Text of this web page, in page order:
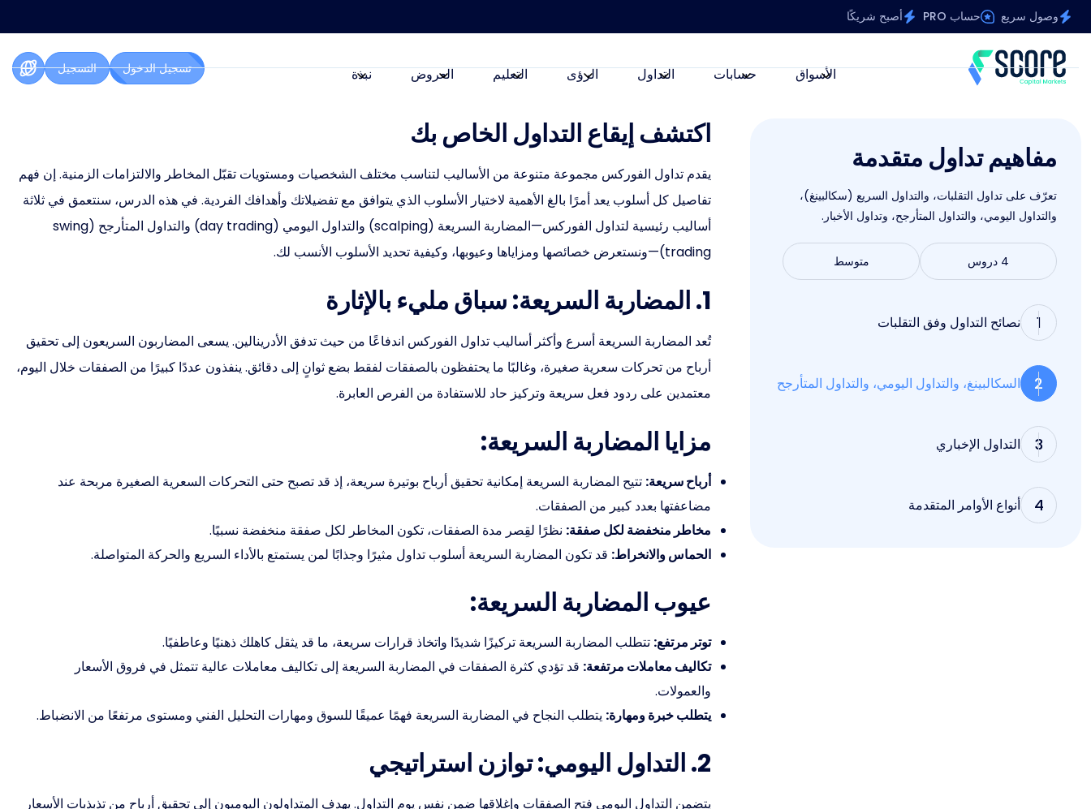
وصول سريع حساب PRO أصبح شريكًا
الأسواق حسابات التداول الرؤى التعليم العروض نبذة تسجيل الدخول التسجيل
اكتشف إيقاع التداول الخاص بك
يقدم تداول الفوركس مجموعة متنوعة من الأساليب لتناسب مختلف الشخصيات ومستويات تقبّل المخاطر والالتزامات الزمنية. إن فهم
تفاصيل كل أسلوب يعد أمرًا بالغ الأهمية لاختيار الأسلوب الذي يتوافق مع تفضيلاتك وأهدافك الفردية. في هذه الدرس، سنتعمق في ثلاثة
أساليب رئيسية لتداول الفوركس—المضاربة السريعة (scalping) والتداول اليومي (day trading) والتداول المتأرجح (swing
trading)—ونستعرض خصائصها ومزاياها وعيوبها، وكيفية تحديد الأسلوب الأنسب لك.
1. المضاربة السريعة: سباق مليء بالإثارة
تُعد المضاربة السريعة أسرع وأكثر أساليب تداول الفوركس اندفاعًا من حيث تدفق الأدرينالين. يسعى المضاربون السريعون إلى تحقيق
أرباح من تحركات سعرية صغيرة، وغالبًا ما يحتفظون بالصفقات لفقط بضع ثوانٍ إلى دقائق. ينفذون عددًا كبيرًا من الصفقات خلال اليوم،
معتمدين على ردود فعل سريعة وتركيز حاد للاستفادة من الفرص العابرة.
مزايا المضاربة السريعة:
أرباح سريعة: تتيح المضاربة السريعة إمكانية تحقيق أرباح بوتيرة سريعة، إذ قد تصبح حتى التحركات السعرية الصغيرة مربحة عند
مضاعفتها بعدد كبير من الصفقات.
مخاطر منخفضة لكل صفقة: نظرًا لقِصر مدة الصفقات، تكون المخاطر لكل صفقة منخفضة نسبيًا.
الحماس والانخراط: قد تكون المضاربة السريعة أسلوب تداول مثيرًا وجذابًا لمن يستمتع بالأداء السريع والحركة المتواصلة.
عيوب المضاربة السريعة:
توتر مرتفع: تتطلب المضاربة السريعة تركيزًا شديدًا واتخاذ قرارات سريعة، ما قد يثقل كاهلك ذهنيًا وعاطفيًا.
تكاليف معاملات مرتفعة: قد تؤدي كثرة الصفقات في المضاربة السريعة إلى تكاليف معاملات عالية تتمثل في فروق الأسعار
والعمولات.
يتطلب خبرة ومهارة: يتطلب النجاح في المضاربة السريعة فهمًا عميقًا للسوق ومهارات التحليل الفني ومستوى مرتفعًا من الانضباط.
2. التداول اليومي: توازن استراتيجي
يتضمن التداول اليومي فتح الصفقات وإغلاقها ضمن نفس يوم التداول. يهدف المتداولون اليوميون إلى تحقيق أرباح من تذبذبات الأسعار
مفاهيم تداول متقدمة
تعرّف على تداول التقلبات، والتداول السريع (سكالبينغ)،
والتداول اليومي، والتداول المتأرجح، وتداول الأخبار.
4 دروس متوسط
1 نصائح التداول وفق التقلبات
2 السكالبينغ، والتداول اليومي، والتداول المتأرجح
3 التداول الإخباري
4 أنواع الأوامر المتقدمة